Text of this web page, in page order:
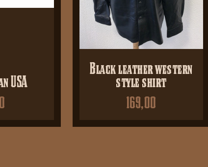
USA
Black leather western
style shirt
169,00